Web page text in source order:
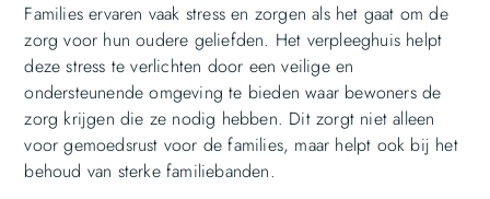
Families ervaren vaak stress en zorgen als het gaat om de
zorg voor hun oudere geliefden. Het verpleeghuis helpt
deze stress te verlichten door een veilige en
ondersteunende omgeving te bieden waar bewoners de
zorg krijgen die ze nodig hebben. Dit zorgt niet alleen
voor gemoedsrust voor de families, maar helpt ook bij het
behoud van sterke familiebanden.